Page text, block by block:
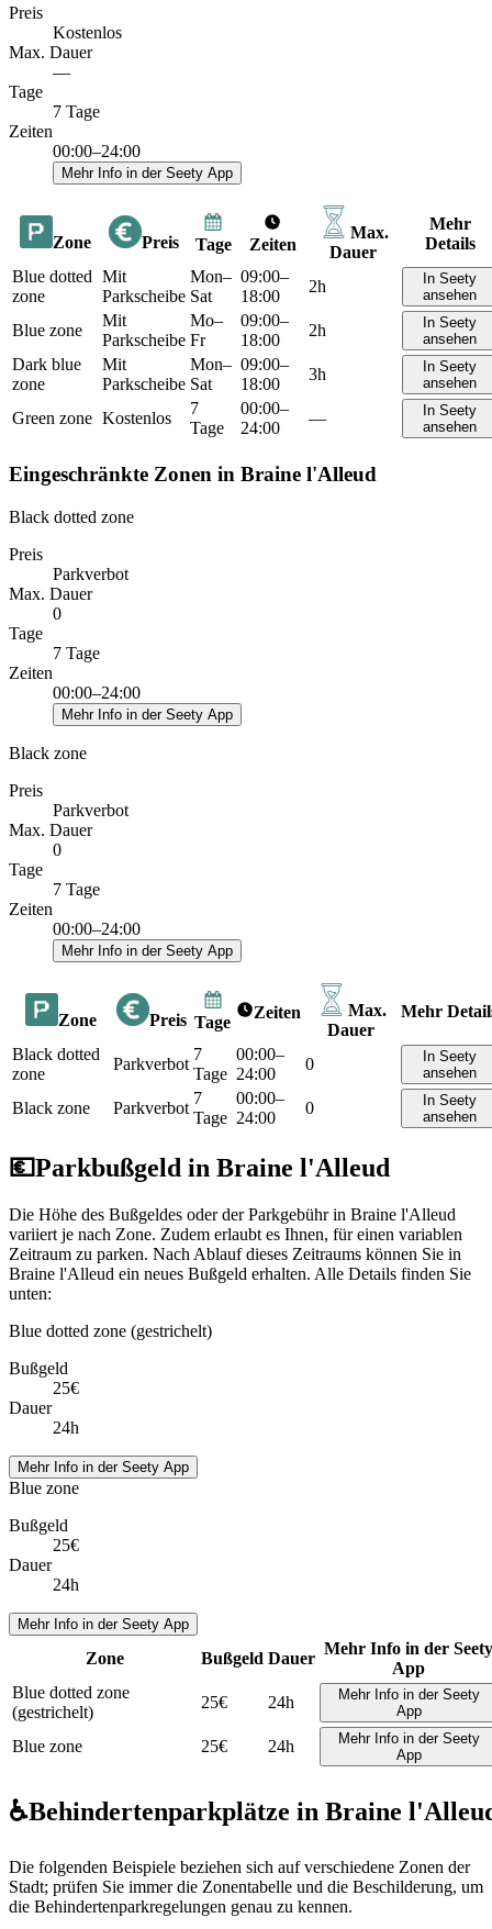
Preis
Kostenlos
Max. Dauer
—
Tage
7 Tage
Zeiten
00:00–24:00
Mehr Info in der Seety App
Zone Preis Tage Zeiten
Max.
Dauer
Mehr
Details
Blue dotted
zone
Mit
Parkscheibe
Mon–
Sat
09:00–
18:00
2h
In Seety
ansehen
Blue zone
Mit
Parkscheibe
Mo–
Fr
09:00–
18:00
2h
In Seety
ansehen
Dark blue
zone
Mit
Parkscheibe
Mon–
Sat
09:00–
18:00
3h
In Seety
ansehen
Green zone Kostenlos
7
Tage
00:00–
24:00
—
In Seety
ansehen
Eingeschränkte Zonen in Braine l'Alleud
Black dotted zone
Preis
Parkverbot
Max. Dauer
0
Tage
7 Tage
Zeiten
00:00–24:00
Mehr Info in der Seety App
Black zone
Preis
Parkverbot
Max. Dauer
0
Tage
7 Tage
Zeiten
00:00–24:00
Mehr Info in der Seety App
Zone Preis Tage
Zeiten
Max.
Dauer
Mehr
Black dotted
zone
Parkverbot
7
Tage
00:00–
24:00
0
In Seety
ansehen
Black zone Parkverbot
7
Tage
00:00–
24:00
0
In Seety
ansehen
💶Parkbußgeld in Braine l'Alleud
Die Höhe des Bußgeldes oder der Parkgebühr in Braine l'Alleud
variiert je nach Zone. Zudem erlaubt es Ihnen, für einen variablen
Zeitraum zu parken. Nach Ablauf dieses Zeitraums können Sie in
Braine l'Alleud ein neues Bußgeld erhalten. Alle Details finden Sie
unten:
Blue dotted zone (gestrichelt)
Bußgeld
25€
Dauer
24h
Mehr Info in der Seety App
Blue zone
Bußgeld
25€
Dauer
24h
Mehr Info in der Seety App
Zone Bußgeld Dauer
Mehr Info in der Seety
App
Blue dotted zone
(gestrichelt)
25€ 24h
Mehr Info in der Seety
App
Blue zone 25€ 24h
Mehr Info in der Seety
App
♿Behindertenparkplätze in Braine
Die folgenden Beispiele beziehen sich auf verschiedene Zonen der
Stadt; prüfen Sie immer die Zonentabelle und die Beschilderung, um
die Behindertenparkregelungen genau zu kennen.